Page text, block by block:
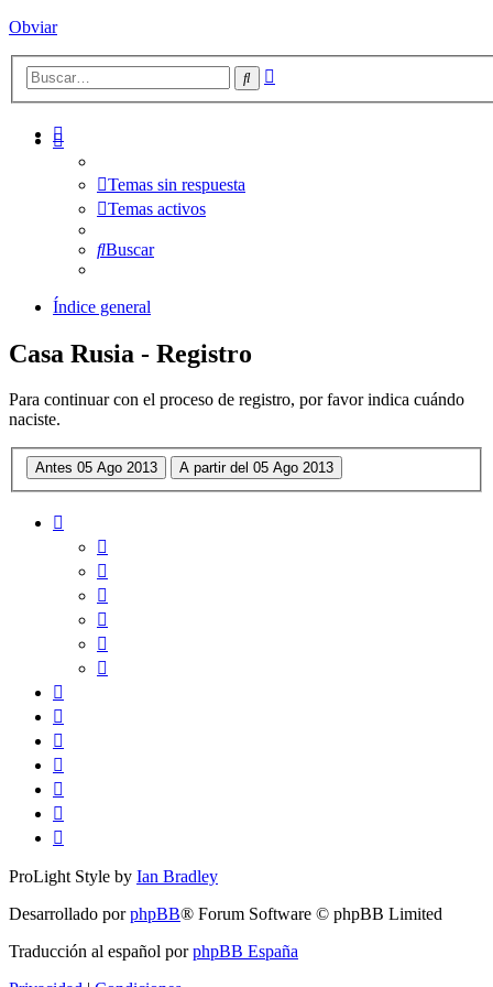
Obviar
Buscar
Temas sin respuesta
Temas activos
Buscar
Índice general
Casa Rusia - Registro
Para continuar con el proceso de registro, por favor indica cuándo
naciste.
ProLight Style by Ian Bradley
Desarrollado porphpBB® Forum Software © phpBB Limited
Traducción al español porphpBB España